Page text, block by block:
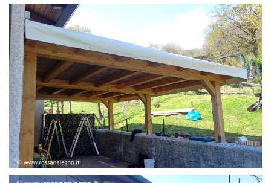
STRUTTURA ADDOSSATA LAMELLARE